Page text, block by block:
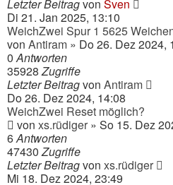
Letzter Beitragvon Sven
Di 21. Jan 2025, 13:10
WeichZwei Spur 1 5625
von Antiram » Do 26. Dez 2024,
0Antworten
35928Zugriffe
Letzter Beitragvon Antiram
Do 26. Dez 2024, 14:08
WeichZwei Reset möglich?
von xs.rüdiger » So 15. Dez
6Antworten
47430Zugriffe
Letzter Beitragvon xs.rüdiger
Mi 18. Dez 2024, 23:49